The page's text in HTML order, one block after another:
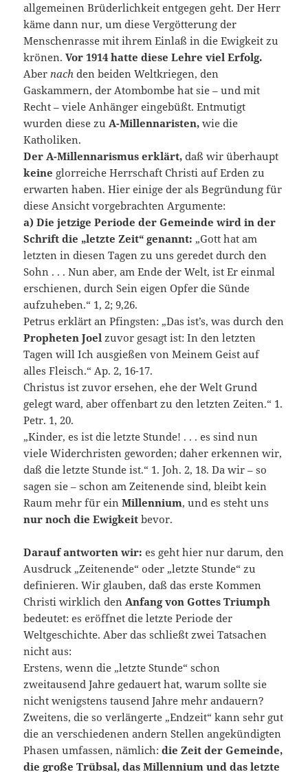
allgemeinen Brüderlichkeit entgegen geht. Der Herr
käme dann nur, um diese Vergötterung der
Menschenrasse mit ihrem Einlaß in die Ewigkeit zu
krönen.Vor 1914 hatte diese Lehre viel Erfolg.
Abernach den beiden Weltkriegen, den
Gaskammern, der Atombombe hat sie – und mit
Recht – viele Anhänger eingebüßt. Entmutigt
wurden diese zuA-Millennaristen, wie die
Katholiken.
Der A-Millennarismus erklärt, daß wir überhaupt
keine glorreiche Herrschaft Christi auf Erden zu
erwarten haben. Hier einige der als Begründung für
diese Ansicht vorgebrachten Argumente:
a) Die jetzige Periode der Gemeinde wird in der
Schrift die „letzte Zeit“ genannt: „Gott hat am
letzten in diesen Tagen zu uns geredet durch den
Sohn . . . Nun aber, am Ende der Welt, ist Er einmal
erschienen, durch Sein eigen Opfer die Sünde
aufzuheben.“ 1, 2; 9,26.
Petrus erklärt an Pfingsten: „Das ist’s, was durch den
Propheten Joel zuvor gesagt ist: In den letzten
Tagen will Ich ausgießen von Meinem Geist auf
alles Fleisch.“ Ap. 2, 16-17.
Christus ist zuvor ersehen, ehe der Welt Grund
gelegt ward, aber offenbart zu den letzten Zeiten.“ 1.
Petr. 1, 20.
„Kinder, es ist die letzte Stunde! . . . es sind nun
viele Widerchristen geworden; daher erkennen wir,
daß die letzte Stunde ist.“ 1. Joh. 2, 18. Da wir – so
sagen sie – schon am Zeitenende sind, bleibt kein
Raum mehr für einMillennium, und es steht uns
nur noch die Ewigkeit bevor.
Darauf antworten wir: es geht hier nur darum, den
Ausdruck „Zeitenende“ oder „letzte Stunde“ zu
definieren. Wir glauben, daß das erste Kommen
Christi wirklich denAnfang von Gottes Triumph
bedeutet: es eröffnet die letzte Periode der
Weltgeschichte. Aber das schließt zwei Tatsachen
nicht aus:
Erstens, wenn die „letzte Stunde“ schon
zweitausend Jahre gedauert hat, warum sollte sie
nicht wenigstens tausend Jahre mehr andauern?
Zweitens, die so verlängerte „Endzeit“ kann sehr gut
die an verschiedenen andern Stellen angekündigten
Phasen umfassen, nämlich:die Zeit der Gemeinde,
die große Trübsal, das Millennium und das letzte